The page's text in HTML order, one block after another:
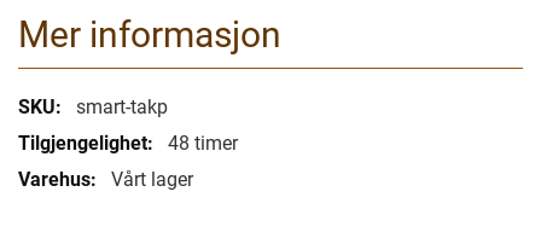
Mer informasjon
Mer
informasjon
smart-takp
48 timer
Vårt lager